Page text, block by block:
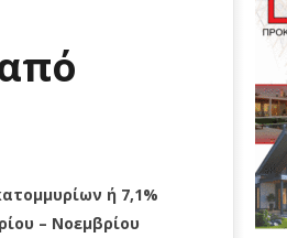
ή 7,1%
– Νοεμβρίου